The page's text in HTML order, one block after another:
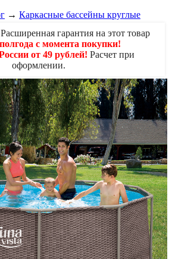
→ Каркасные бассейны круглые
Расширенная гарантия на этот товар
полгода с момента покупки!
от 49 рублей! Расчет при
оформлении.